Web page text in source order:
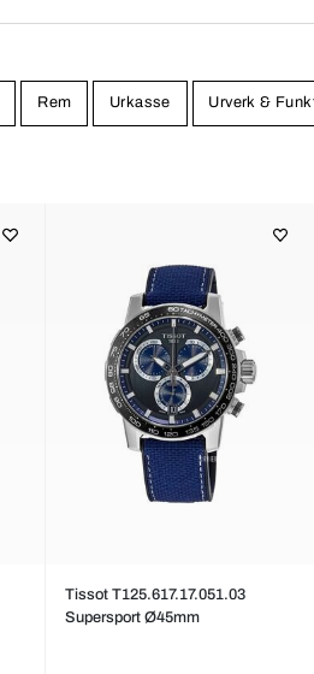
Rem Urkasse Urverk &
Tissot T125.617.17.051.03
Supersport Ø45mm